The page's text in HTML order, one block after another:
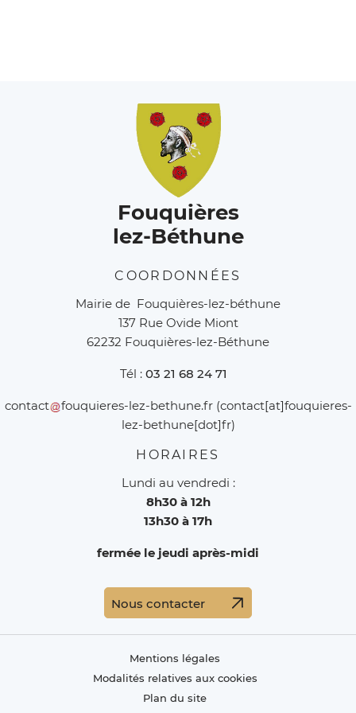
Fouquières
lez-Béthune
COORDONNÉES
Mairie de Fouquières-lez-béthune
137 Rue Ovide Miont
62232 Fouquières-lez-Béthune
Tél : 03 21 68 24 71
contact fouquieres-lez-bethune.fr(contact[at]fouquieres-
lez-bethune[dot]fr)
HORAIRES
Lundi au vendredi :
8h30 à 12h
13h30 à 17h
fermée le jeudi après-midi
Nous contacter
Mentions légales
Modalités relatives aux cookies
Plan du site